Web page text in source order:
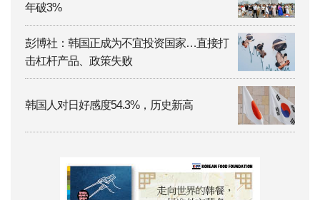
年破3%
彭博社：韩国正成为不宜投资国家…直接打
击杠杆产品、政策失败
韩国人对日好感度54.3%，历史新高